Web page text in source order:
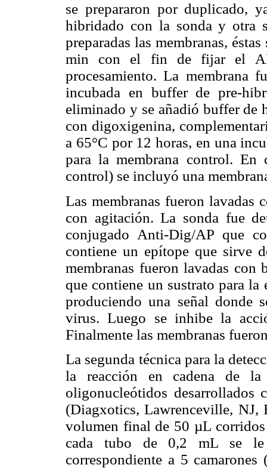
se prepararon por duplicado,
hibridado con la sonda y otra
preparadas las membranas,
min con el fin de fijar el
procesamiento. La membrana
incubada en buffer de pre-
eliminado y se añadió buffer de
con digoxigenina,
a 65°C por 12 horas, en una
para la membrana control.
control) se incluyó una
Las membranas fueron
con agitación. La sonda fue
conjugado Anti-Dig/AP que
contiene un epítope que sirve
membranas fueron lavadas
que contiene un sustrato para
produciendo una señal donde
virus. Luego se inhibe la
Finalmente las membranas
La segunda técnica para la
la reacción en cadena de
oligonucleótidos desarrollados
(Diagxotics, Lawrenceville,
volumen final de 50 µL
cada tubo de 0,2 mL se
correspondiente a 5